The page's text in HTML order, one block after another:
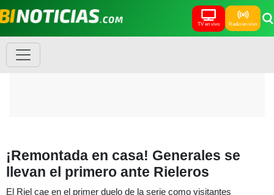
TV en vivo Radio en vivo
¡Remontada en casa! Generales se
llevan el primero ante Rieleros
El Riel cae en el primer duelo de la serie como visitantes